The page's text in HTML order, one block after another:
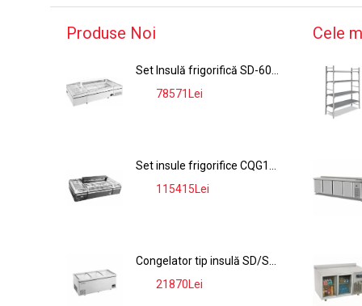
Produse Noi
78571Lei
115415Lei
21870Lei
Cele